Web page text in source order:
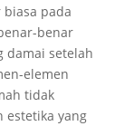
pada
benar
damai setelah
elemen
tidak
estetika yang